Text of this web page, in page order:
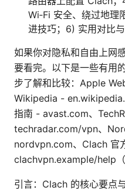
Wi‑Fi 安全、绕过地理
进技巧；6) 实用对比与
如果你对隐私和自由上网
要看完。以下是一些有用
步了解和比较：Apple
Wikipedia -
指南 - avast.com、
techradar.com/vpn、
nordvpn.com、Clach 官
clachvpn.example/help（
引言：Clach 的核心要点